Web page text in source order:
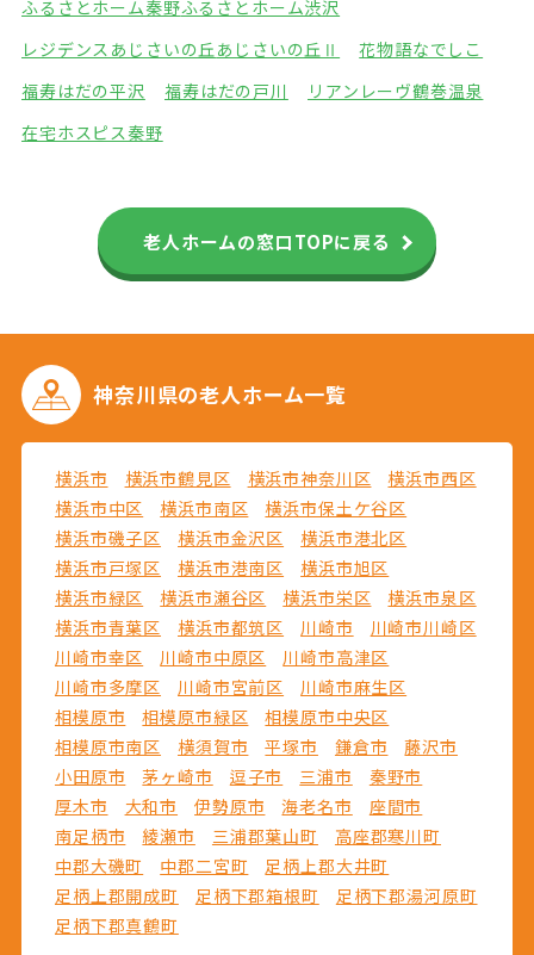
ふるさとホーム秦野ふるさとホーム渋沢
レジデンスあじさいの丘あじさいの丘Ⅱ
花物語なでしこ
福寿はだの平沢
福寿はだの戸川
リアンレーヴ鶴巻温泉
在宅ホスピス秦野
老人ホームの窓口TOPに戻る
神奈川県の老人ホーム一覧
横浜市 横浜市鶴見区 横浜市神奈川区
横浜市西区
横浜市中区
横浜市南区
横浜市保土ケ谷区
横浜市磯子区
横浜市金沢区
横浜市港北区
横浜市戸塚区
横浜市港南区
横浜市旭区
横浜市緑区
横浜市瀬谷区 横浜市栄区
横浜市泉区
横浜市青葉区
横浜市都筑区 川崎市
川崎市川崎区
川崎市幸区
川崎市中原区
川崎市高津区
川崎市多摩区
川崎市宮前区
川崎市麻生区
相模原市
相模原市緑区
相模原市中央区
相模原市南区
横須賀市 平塚市 鎌倉市
藤沢市
小田原市
茅ヶ崎市 逗子市 三浦市
秦野市
厚木市
大和市 伊勢原市 海老名市
座間市
南足柄市
綾瀬市 三浦郡葉山町
高座郡寒川町
中郡大磯町
中郡二宮町
足柄上郡大井町
足柄上郡開成町
足柄下郡箱根町
足柄下郡湯河原町
足柄下郡真鶴町